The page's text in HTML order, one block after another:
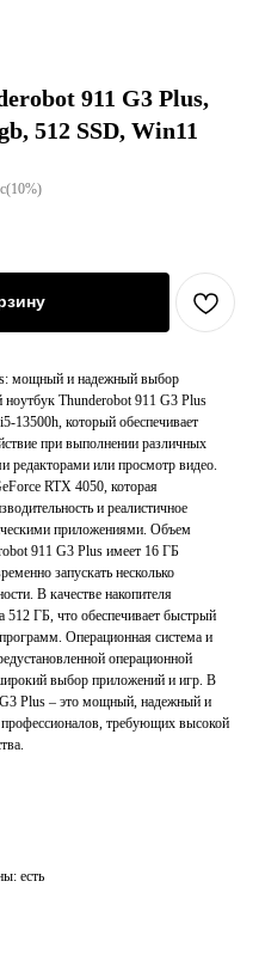
911 G3 Plus,
512 SSD, Win11
мощный и надежный выбор
Thunderobot 911 G3 Plus
который обеспечивает
при выполнении различных
редакторами или просмотр видео.
RTX 4050, которая
и реалистичное
приложениями. Объем
911 G3 Plus имеет 16 ГБ
запускать несколько
В качестве накопителя
512 ГБ, что обеспечивает быстрый
Операционная система и
операционной
выбор приложений и игр. В
Plus – это мощный, надежный и
требующих высокой
есть
работы бу